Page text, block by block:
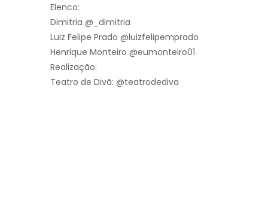
Elenco:
Dimitria @_dimitria
Luiz Felipe Prado @luizfelipemprado
Henrique Monteiro @eumonteiro01
Realização:
Teatro de Divã: @teatrodediva